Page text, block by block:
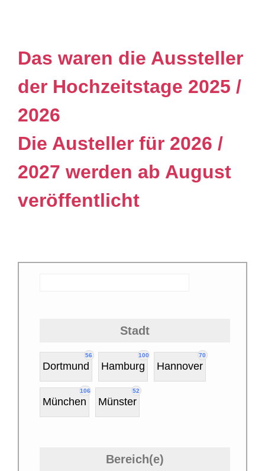
Das waren die Aussteller
der Hochzeitstage 2025 /
2026
Die Austeller für 2026 /
2027 werden ab August
veröffentlicht
Stadt
56
Dortmund
100
Hamburg
70
Hannover
106
München
52
Münster
Bereich(e)